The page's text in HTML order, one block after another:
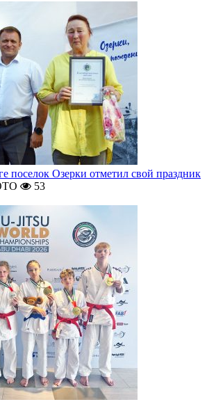
поселок Озерки отметил свой праздник
53